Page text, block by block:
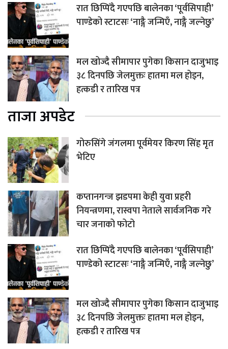
रात छिप्पिँदै गएपछि बालेनका ‘पूर्वसिपाही’
पाण्डेको स्टाटसः ‘नाङ्गै जन्मिएँ, नाङ्गै जल्नेछु’
मल खोज्दै सीमापार पुगेका किसान दाजुभाइ
३८ दिनपछि जेलमुक्तः हातमा मल होइन,
हत्कडी र तारिख पत्र
ताजा अपडेट
गोरुसिंगे जंगलमा पूर्वमेयर किरण सिंह मृत
भेटिए
कप्तानगन्ज झडपमा केही युवा प्रहरी
नियन्त्रणमा, रास्वपा नेताले सार्वजनिक गरे
चार जनाको फोटो
रात छिप्पिँदै गएपछि बालेनका ‘पूर्वसिपाही’
पाण्डेको स्टाटसः ‘नाङ्गै जन्मिएँ, नाङ्गै जल्नेछु’
मल खोज्दै सीमापार पुगेका किसान दाजुभाइ
३८ दिनपछि जेलमुक्तः हातमा मल होइन,
हत्कडी र तारिख पत्र